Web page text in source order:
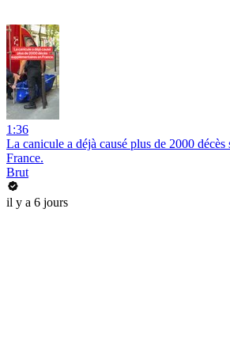
1:36
La canicule a déjà causé plus de 2000 décès
France.
Brut
il y a 6 jours